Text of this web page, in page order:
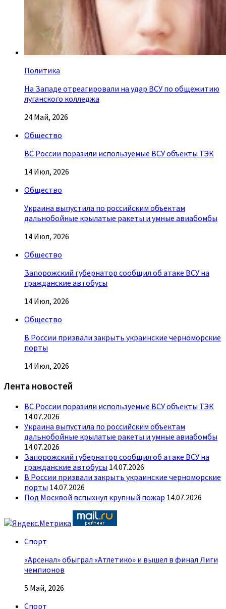
Политика
На Западе отреагировали на удар ВСУ по общежитию
луганского колледжа
24 Май, 2026
Общество
ВС России поразили используемые ВСУ объекты ТЭК
14 Июл, 2026
Общество
Украина выпустила по российским объектам
дальнобойные крылатые ракеты и умные авиабомбы
14 Июл, 2026
Общество
Запорожский губернатор сообщил об атаке ВСУ на
гражданские автобусы
14 Июл, 2026
Общество
В России призвали закрыть украинские черноморские
порты
14 Июл, 2026
Лента новостей
ВС России поразили используемые ВСУ объекты ТЭК
14.07.2026
Украина выпустила по российским объектам
дальнобойные крылатые ракеты и умные авиабомбы
14.07.2026
Запорожский губернатор сообщил об атаке ВСУ на
гражданские автобусы 14.07.2026
В России призвали закрыть украинские черноморские
порты 14.07.2026
Под Москвой вспыхнул крупный пожар 14.07.2026
Спорт
«Арсенал» обыграл «Атлетико» и вышел в финал Лиги
чемпионов
5 Май, 2026
Спорт